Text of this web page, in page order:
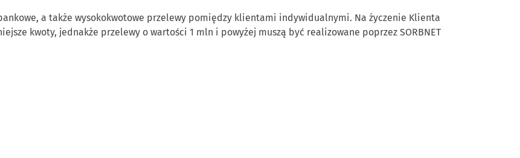
a także wysokokwotowe przelewy pomiędzy klientami indywidualnymi. Na życzenie Klienta
kwoty, jednakże przelewy o wartości 1 mln i powyżej muszą być realizowane poprzez SORBNET